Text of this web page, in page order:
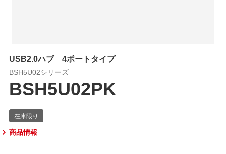
USB2.0ハブ 4ポートタイプ
BSH5U02シリーズ
BSH5U02PK
商品情報